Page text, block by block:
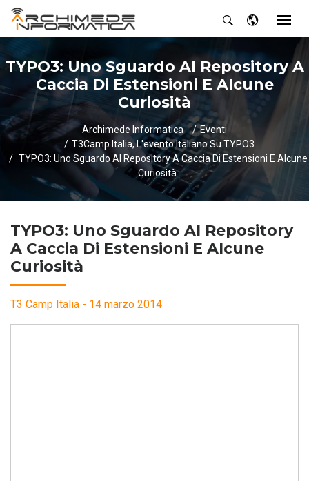
TYPO3: Uno Sguardo Al Repository A
Caccia Di Estensioni E Alcune
Curiosità
Archimede Informatica
Eventi
T3Camp Italia, L'evento Italiano Su TYPO3
TYPO3: Uno Sguardo Al Repository A Caccia Di Estensioni E Alcune
Curiosità
TYPO3: Uno Sguardo Al Repository
A Caccia Di Estensioni E Alcune
Curiosità
T3 Camp Italia - 14 marzo 2014